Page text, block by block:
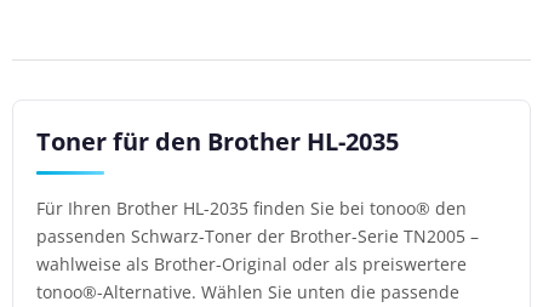
Toner für den Brother HL-2035
Für Ihren Brother HL-2035 finden Sie bei tonoo® den
passenden Schwarz-Toner der Brother-Serie TN2005 –
wahlweise als Brother-Original oder als preiswertere
tonoo®-Alternative. Wählen Sie unten die passende